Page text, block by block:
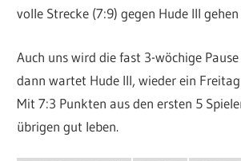
volle Strecke (7:9) gegen Hude III
Auch uns wird die fast 3-wöchige
dann wartet Hude III, wieder ein
Mit 7:3 Punkten aus den ersten 5
übrigen gut leben.